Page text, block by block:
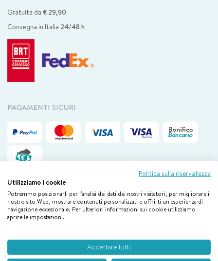
Gratuita da € 29,90
Consegna in Italia 24/48 h
PAGAMENTI SICURI
Il nostro servizio clienti è disponibile via mail da lunedì a venerdìdalle
09.00 alle 18.00
Boiron © 2026 By E-Tailor – New Works Webtech Srl
P. IVA 02658930132
Politica sulla riservatezza
Utilizziamo i cookie
Potremmo posizionarli per l'analisi dei dati dei nostri visitatori, per migliorare il
nostro sito Web, mostrare contenuti personalizzati e offrirti un'esperienza di
navigazione eccezionale. Per ulteriori informazioni sui cookie utilizziamo
aprire le impostazioni.
Accettare tutti